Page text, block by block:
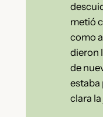
metió
como
dieron
de
estaba
clara